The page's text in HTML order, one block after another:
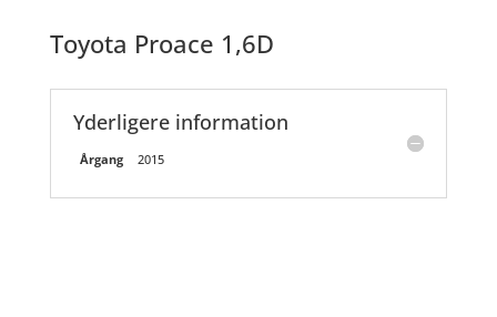
Toyota Proace 1,6D
Yderligere information
Årgang 2015